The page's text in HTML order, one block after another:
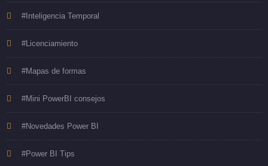
#Inteligencia Temporal
#Licenciamiento
#Mapas de formas
#Mini PowerBI consejos
#Novedades Power BI
#Power BI Tips